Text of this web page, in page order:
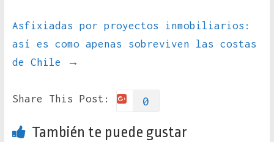
Asfixiadas por proyectos inmobiliarios:
así es como apenas sobreviven las costas
de Chile
→
Share This Post: 0
También te puede gustar